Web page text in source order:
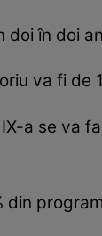
în doi
va fi de
a se va
din